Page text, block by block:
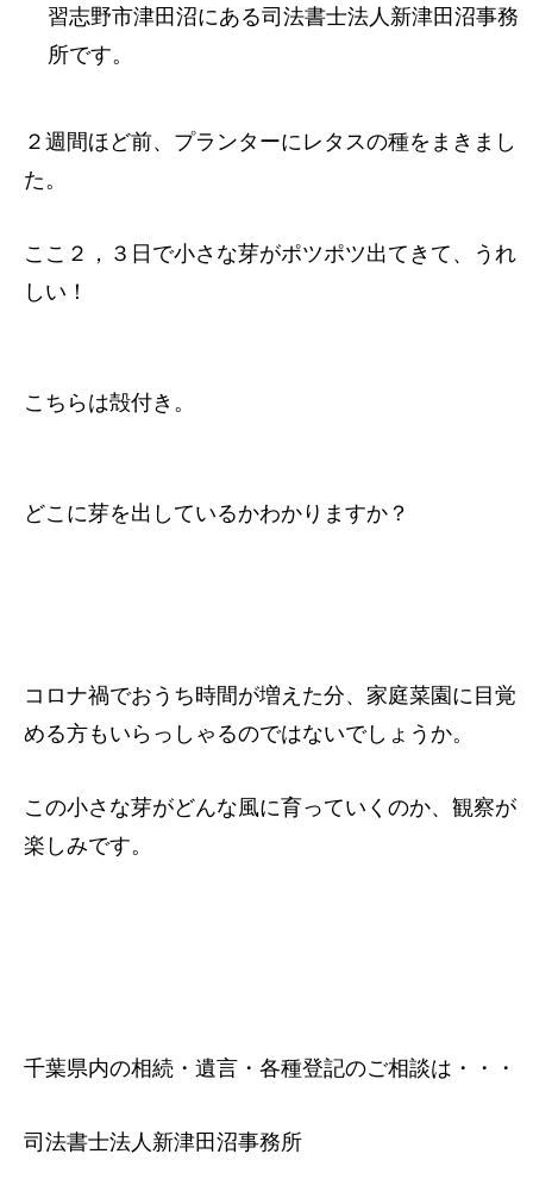
習志野市津田沼にある司法書士法人新津田沼事務
所です。
２週間ほど前、プランターにレタスの種をまきまし
た。
ここ２，３日で小さな芽がポツポツ出てきて、うれ
しい！
こちらは殻付き。
どこに芽を出しているかわかりますか？
コロナ禍でおうち時間が増えた分、家庭菜園に目覚
める方もいらっしゃるのではないでしょうか。
この小さな芽がどんな風に育っていくのか、観察が
楽しみです。
千葉県内の相続・遺言・各種登記のご相談は・・・
司法書士法人新津田沼事務所